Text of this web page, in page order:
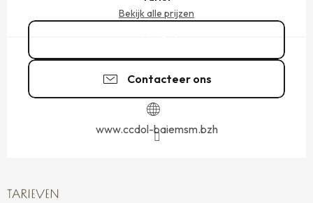
Bekijk alle prijzen
Contacteer ons
www.ccdol-baiemsm.bzh
TARIEVEN